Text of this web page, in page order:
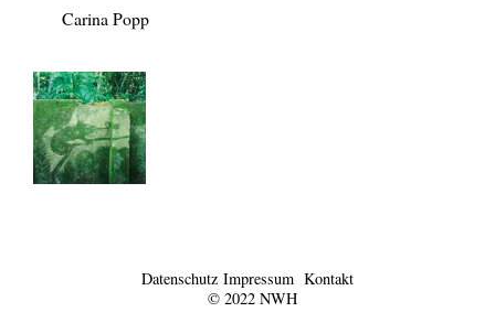
Carina Popp
Datenschutz Impressum Kontakt
© 2022 NWH